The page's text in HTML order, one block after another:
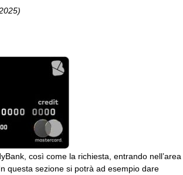
così come la richiesta, entrando nell’area
questa sezione si potrà ad esempio dare